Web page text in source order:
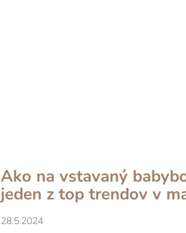
Ako na vstavaný
jeden z top trendov v
28.5.2024